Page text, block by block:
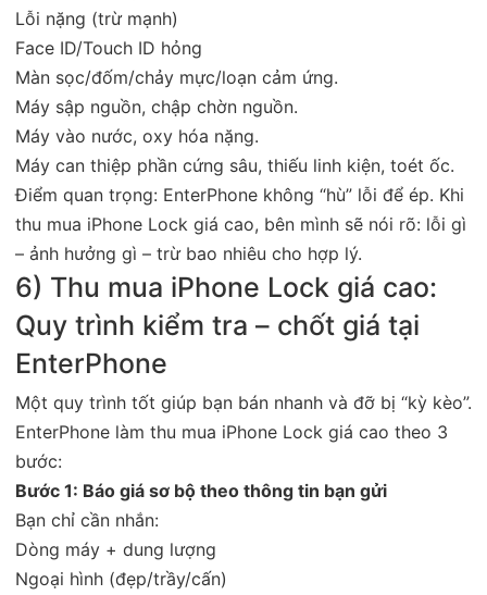
Lỗi nặng (trừ mạnh)
Face ID/Touch ID hỏng
Màn sọc/đốm/chảy mực/loạn cảm ứng.
Máy sập nguồn, chập chờn nguồn.
Máy vào nước, oxy hóa nặng.
Máy can thiệp phần cứng sâu, thiếu linh kiện, toét ốc.
Điểm quan trọng: EnterPhone không “hù” lỗi để ép. Khi
thu mua iPhone Lock giá cao, bên mình sẽ nói rõ: lỗi gì
– ảnh hưởng gì – trừ bao nhiêu cho hợp lý.
6) Thu mua iPhone Lock giá cao:
Quy trình kiểm tra – chốt giá tại
EnterPhone
Một quy trình tốt giúp bạn bán nhanh và đỡ bị “kỳ kèo”.
EnterPhone làm thu mua iPhone Lock giá cao theo 3
bước:
Bước 1: Báo giá sơ bộ theo thông tin bạn gửi
Bạn chỉ cần nhắn:
Dòng máy + dung lượng
Ngoại hình (đẹp/trầy/cấn)